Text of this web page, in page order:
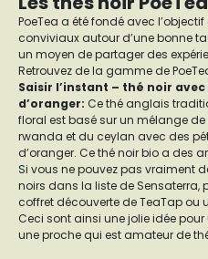
PoeTea a été fondé avec
conviviaux autour d’une bonne
un moyen de partager des
Retrouvez de la gamme de
Saisir l’instant – thé noir
d’oranger: Ce thé anglais
floral est basé sur un mélange
rwanda et du ceylan avec des
d’oranger. Ce thé noir bio a des
Si vous ne pouvez pas vraiment
noirs dans la liste de Sensaterra,
coffret découverte de TeaTap ou
Ceci sont ainsi une jolie idée
une proche qui est amateur de